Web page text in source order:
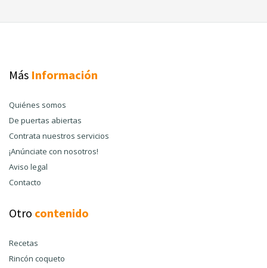
Más Información
Quiénes somos
De puertas abiertas
Contrata nuestros servicios
¡Anúnciate con nosotros!
Aviso legal
Contacto
Otro contenido
Recetas
Rincón coqueto